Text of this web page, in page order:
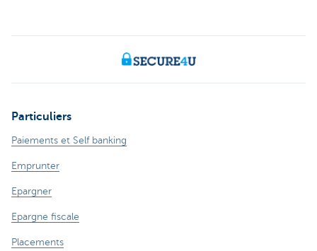
Particuliers
Paiements et Self banking
Emprunter
Epargner
Epargne fiscale
Placements